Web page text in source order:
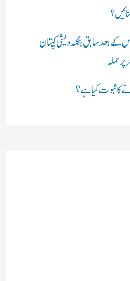
کے بعد سابق بنگلہ دیشی کپتان
حملہ
کا ثبوت کیا ہے؟